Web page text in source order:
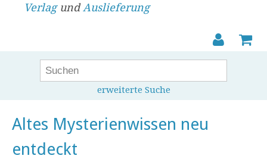
VerlagundAuslieferung
erweiterte Suche
Altes Mysterienwissen neu
entdeckt